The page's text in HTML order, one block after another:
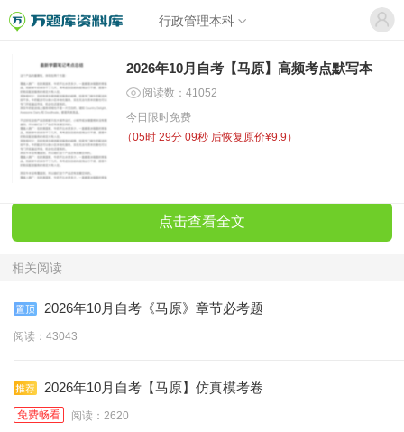
行政管理本科
2026年10月自考【马原】高频考点默写本
阅读数：41052
今日限时免费
（05时 29分 09秒 后恢复原价¥9.9）
点击查看全文
相关阅读
2026年10月自考《马原》章节必考题
阅读：43043
2026年10月自考【马原】仿真模考卷
免费畅看 阅读：2620